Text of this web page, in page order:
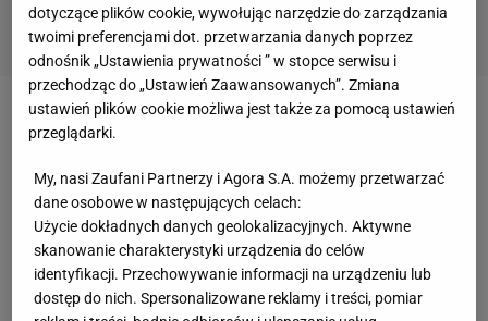
Zobacz wideo
Kosecki o grze w Lechii: K***a, co ja
Dynamo Kijów nie potknęło się na dużo niżej
notowanych rywalach i ma Puchar Ukrainy
Ostatni z wymienionych zespołów odpadł w
dotyczące plików cookie, wywołując narzędzie do zarządzania
twoimi preferencjami dot. przetwarzania danych poprzez
odnośnik „Ustawienia prywatności ” w stopce serwisu i
przechodząc do „Ustawień Zaawansowanych”. Zmiana
ustawień plików cookie możliwa jest także za pomocą ustawień
przeglądarki.
My, nasi Zaufani Partnerzy i Agora S.A. możemy przetwarzać
dane osobowe w następujących celach:
Użycie dokładnych danych geolokalizacyjnych. Aktywne
skanowanie charakterystyki urządzenia do celów
identyfikacji. Przechowywanie informacji na urządzeniu lub
dostęp do nich. Spersonalizowane reklamy i treści, pomiar